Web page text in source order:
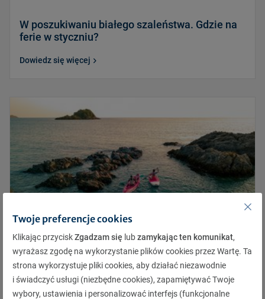
W poszukiwaniu białego szaleństwa. Gdzie na
ferie w styczniu?
Dowiedz się więcej
Gorące słońce zimą. Gdzie na urlop w styczniu?
Twoje preferencje cookies
Klikając przyciskZgadzam się lubzamykając ten komunikat,
wyrażasz zgodę na wykorzystanie plików cookies przez Wartę. Ta
strona wykorzystuje pliki cookies, aby działać niezawodnie
i świadczyć usługi (niezbędne cookies), zapamiętywać Twoje
wybory, ustawienia i personalizować interfejs (funkcjonalne